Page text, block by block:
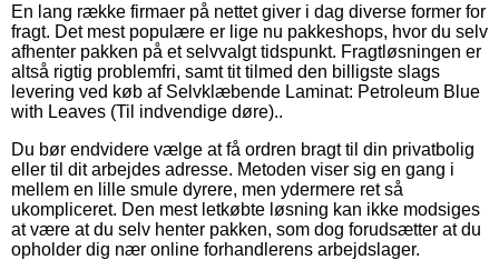
En lang række firmaer på nettet giver i dag diverse former for
fragt. Det mest populære er lige nu pakkeshops, hvor du selv
afhenter pakken på et selvvalgt tidspunkt. Fragtløsningen er
altså rigtig problemfri, samt tit tilmed den billigste slags
levering ved køb af Selvklæbende Laminat: Petroleum Blue
with Leaves (Til indvendige døre)..
Du bør endvidere vælge at få ordren bragt til din privatbolig
eller til dit arbejdes adresse. Metoden viser sig en gang i
mellem en lille smule dyrere, men ydermere ret så
ukompliceret. Den mest letkøbte løsning kan ikke modsiges
at være at du selv henter pakken, som dog forudsætter at du
opholder dig nær online forhandlerens arbejdslager.